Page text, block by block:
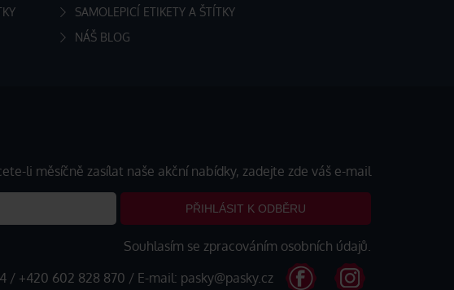
SAMOLEPICÍ ETIKETY A ŠTÍTKY
NÁŠ BLOG
li měsíčně zasílat naše akční nabídky, zadejte zde váš e-mail
PŘIHLÁSIT K ODBĚRU
Souhlasím se zpracováním osobních údajů
/ +420 602 828 870 / E-mail: pasky@pasky.cz